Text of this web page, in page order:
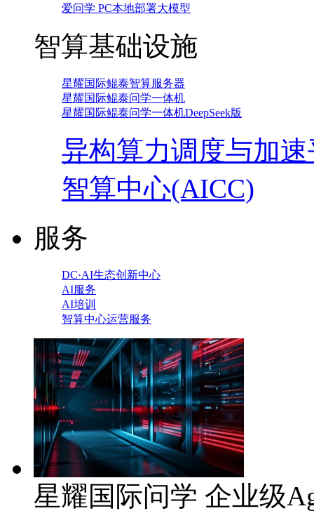
爱问学 PC本地部署大模型
智算基础设施
星耀国际鲲泰智算服务器
星耀国际鲲泰问学一体机
星耀国际鲲泰问学一体机DeepSeek版
异构算力调度与加
智算中心(AICC)
服务
DC·AI生态创新中心
AI服务
AI培训
智算中心运营服务
星耀国际问学 企业级